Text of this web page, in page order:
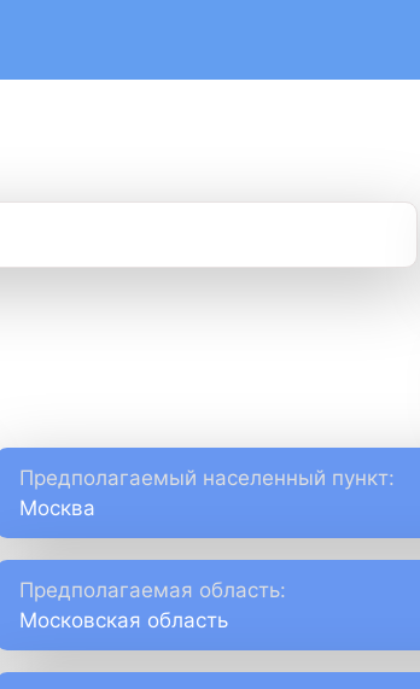
Предполагаемый населенный пункт:
Москва
Предполагаемая область:
Московская область